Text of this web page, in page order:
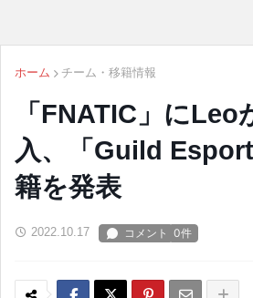
ホーム チーム・移籍情報
「FNATIC」にLeo
入、「Guild
籍を発表
2022.10.17